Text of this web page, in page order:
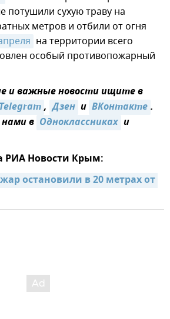
потушили сухую траву на
метров и отбили от огня
на территории всего
особый противопожарный
и важные новости ищите в
Telegram, Дзен и ВКонтакте.
в Одноклассниках и
РИА Новости Крым:
остановили в 20 метрах от